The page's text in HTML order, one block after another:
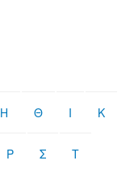
Η Θ Ι Κ
Ρ Σ Τ